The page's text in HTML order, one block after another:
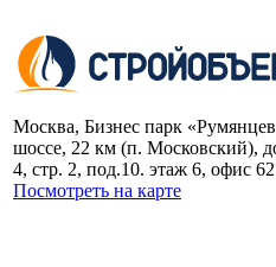
Москва, Бизнес парк
шоссе, 22 км (п. Московский),
4, стр. 2, под.10. этаж 6, офис
Посмотреть на карте